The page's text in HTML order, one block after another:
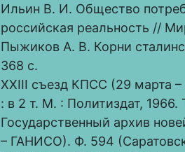
Ильин В. И. Общество
российская реальность //
Пыжиков А. В. Корни
368 с.
XXIII съезд КПСС (29 марта –
: в 2 т. М. : Политиздат, 1966.
Государственный архив
– ГАНИСО). Ф. 594